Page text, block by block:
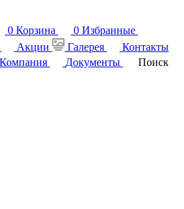
0 Корзина 0 Избранные
Акции Галерея
Контакты
Компания Документы
Поиск